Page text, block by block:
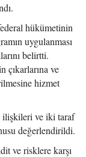
hükümetinin
uygulanması
belirtti.
çıkarlarına ve
hizmet
ilişkileri ve iki taraf
değerlendirildi.
ve risklere karşı